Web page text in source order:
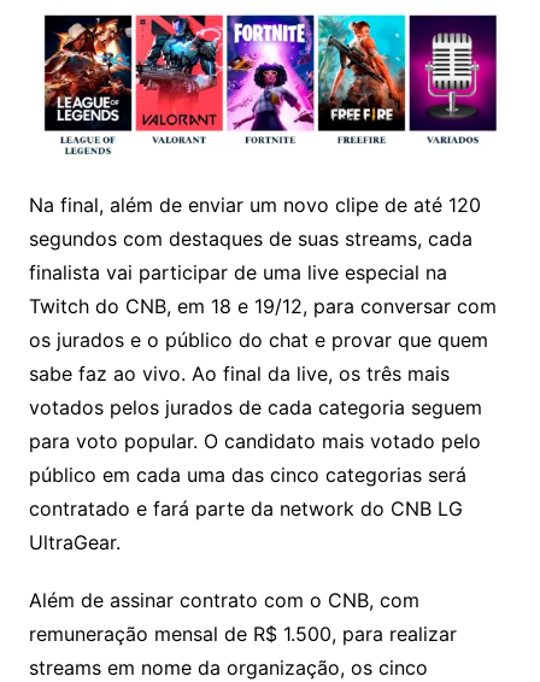
Na final, além de enviar um novo clipe de até 120
segundos com destaques de suas streams, cada
finalista vai participar de uma live especial na
Twitch do CNB, em 18 e 19/12, para conversar com
os jurados e o público do chat e provar que quem
sabe faz ao vivo. Ao final da live, os três mais
votados pelos jurados de cada categoria seguem
para voto popular. O candidato mais votado pelo
público em cada uma das cinco categorias será
contratado e fará parte da network do CNB LG
UltraGear.
Além de assinar contrato com o CNB, com
remuneração mensal de R$ 1.500, para realizar
streams em nome da organização, os cinco